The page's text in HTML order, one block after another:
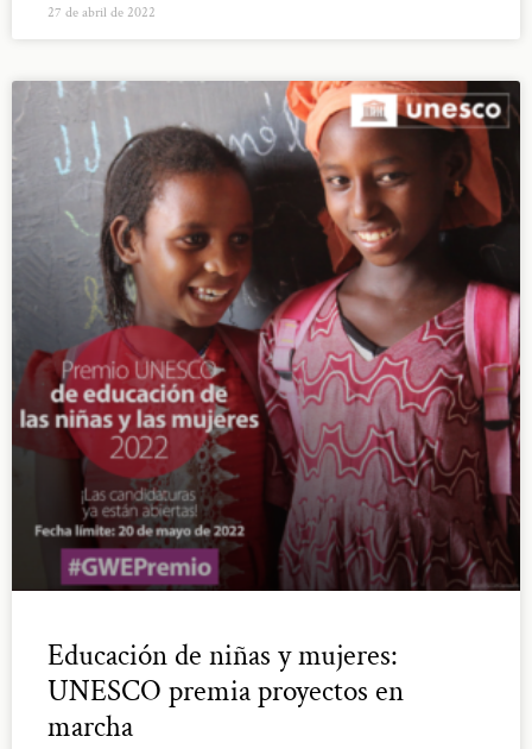
27 de abril de 2022
Educación de niñas y mujeres:
UNESCO premia proyectos en
marcha